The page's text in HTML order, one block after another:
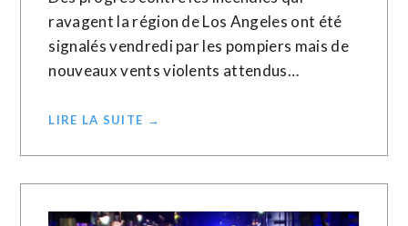
ravagent la région de Los Angeles ont été
signalés vendredi par les pompiers mais de
nouveaux vents violents attendus…
LIRE LA SUITE →